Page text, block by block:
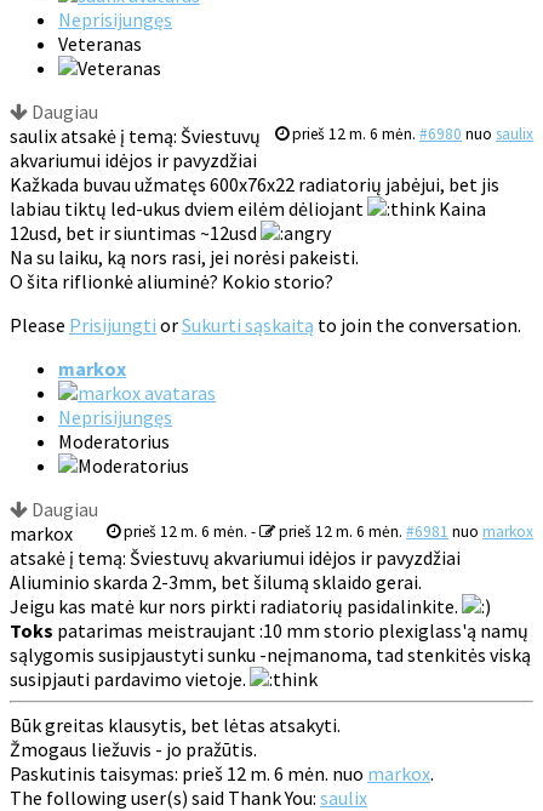
Neprisijungęs
Veteranas
Daugiau
prieš 12 m. 6 mėn. #6980 nuo saulix
saulix atsakė į temą: Šviestuvų
akvariumui idėjos ir pavyzdžiai
Kažkada buvau užmatęs 600x76x22 radiatorių jabėjui, bet jis
labiau tiktų led-ukus dviem eilėm dėliojant
Kaina
12usd, bet ir siuntimas ~12usd
Na su laiku, ką nors rasi, jei norėsi pakeisti.
O šita riflionkė aliuminė? Kokio storio?
Please Prisijungti orSukurti sąskaitą to join the conversation.
markox
Neprisijungęs
Moderatorius
Daugiau
prieš 12 m. 6 mėn. - prieš 12 m. 6 mėn. #6981 nuo markox
markox
atsakė į temą: Šviestuvų akvariumui idėjos ir pavyzdžiai
Aliuminio skarda 2-3mm, bet šilumą sklaido gerai.
Jeigu kas matė kur nors pirkti radiatorių pasidalinkite.
Toks patarimas meistraujant :10 mm storio plexiglass'ą namų
sąlygomis susipjaustyti sunku -neįmanoma, tad stenkitės viską
susipjauti pardavimo vietoje.
Būk greitas klausytis, bet lėtas atsakyti.
Žmogaus liežuvis - jo pražūtis.
Paskutinis taisymas: prieš 12 m. 6 mėn. nuo markox.
The following user(s) said Thank You: saulix